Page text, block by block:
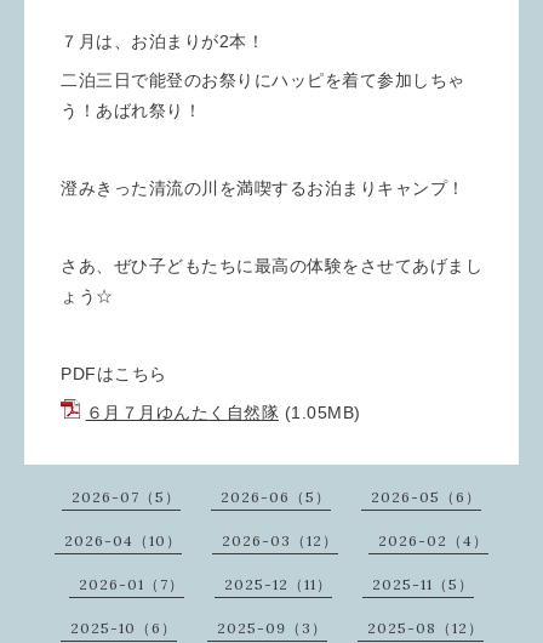
７月は、お泊まりが2本！
二泊三日で能登のお祭りにハッピを着て参加しちゃ
う！あばれ祭り！
澄みきった清流の川を満喫するお泊まりキャンプ！
さあ、ぜひ子どもたちに最高の体験をさせてあげまし
ょう☆
PDFはこちら
６月７月ゆんたく自然隊 (1.05MB)
2026-07（5） 2026-06（5） 2026-05（6）
2026-04（10） 2026-03（12） 2026-02（4）
2026-01（7） 2025-12（11） 2025-11（5）
2025-10（6） 2025-09（3） 2025-08（12）